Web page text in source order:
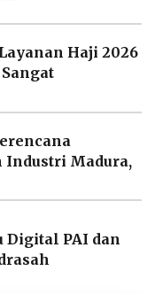
Haji 2026
Industri Madura,
Digital PAI dan